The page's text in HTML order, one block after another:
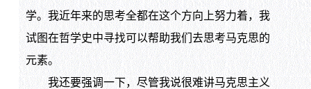
学。我近年来的思考全都在这个方向上努力着，我
试图在哲学史中寻找可以帮助我们去思考马克思的
元素。
我还要强调一下，尽管我说很难讲马克思主义